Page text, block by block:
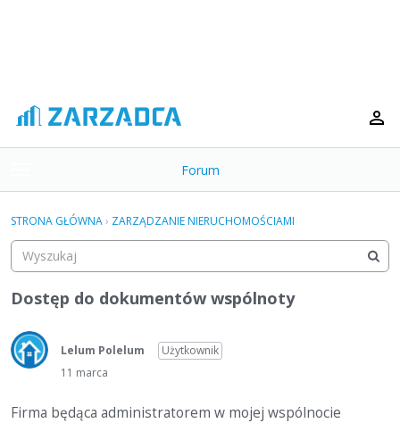
o
g
e
m
e
n
u
Forum
Kategorie
Dyskusje
Aktywność
STRONA GŁÓWNA› ZARZĄDZANIE NIERUCHOMOŚCIAMI
Dostęp do dokumentów wspólnoty
Lelum Polelum
Użytkownik
11 marca
Firma będąca administratorem w mojej wspólnocie